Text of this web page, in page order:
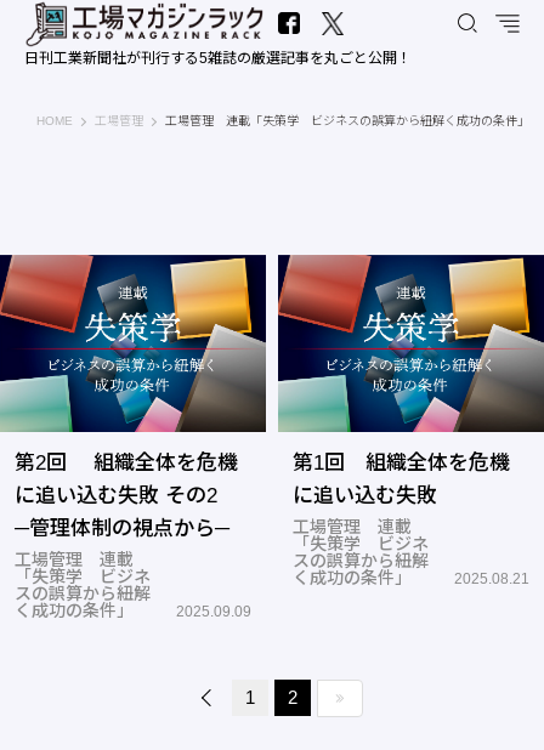
日刊工業新聞社が刊行する5雑誌の厳選記事を丸ごと公開！
HOME 工場マガジンラック｜日刊工業新聞社
工場管理 工場管理 連載「失策学 ビジネスの誤算から紐解く成功の条件」
第2回 組織全体を危機
に追い込む失敗 その2
─管理体制の視点から─
工場管理 連載
「失策学 ビジネ
スの誤算から紐解
く成功の条件」
2025.09.09
第1回 組織全体を危機
に追い込む失敗
工場管理 連載
「失策学 ビジネ
スの誤算から紐解
く成功の条件」
2025.08.21
1 2